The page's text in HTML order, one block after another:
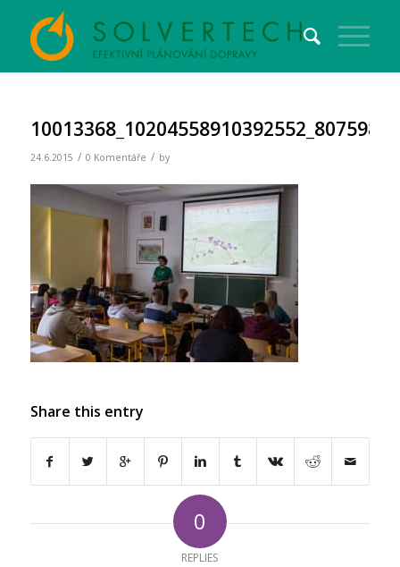
24.6.2015 / 0 Komentáře / by
Share this entry
0
REPLIES